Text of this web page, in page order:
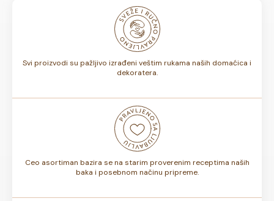
odnosno, da li sadrže voće ili ne, rok trajanja torte može
biti od 7 do 10 dana. Rok trajanja je istaknut na deklaraciji
Svi proizvodi su pažljivo izrađeni veštim rukama naših domaćica i
dekoratera.
Ceo asortiman bazira se na starim proverenim receptima naših
baka i posebnom načinu pripreme.